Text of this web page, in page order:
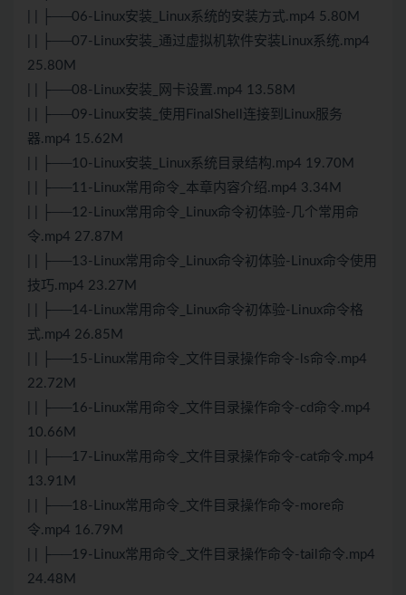
| | ├──06-Linux安装_Linux系统的安装方式.mp4 5.80M
| | ├──07-Linux安装_通过虚拟机软件安装Linux系统.mp4
25.80M
| | ├──08-Linux安装_网卡设置.mp4 13.58M
| | ├──09-Linux安装_使用FinalShell连接到Linux服务
器.mp4 15.62M
| | ├──10-Linux安装_Linux系统目录结构.mp4 19.70M
| | ├──11-Linux常用命令_本章内容介绍.mp4 3.34M
| | ├──12-Linux常用命令_Linux命令初体验-几个常用命
令.mp4 27.87M
| | ├──13-Linux常用命令_Linux命令初体验-Linux命令使用
技巧.mp4 23.27M
| | ├──14-Linux常用命令_Linux命令初体验-Linux命令格
式.mp4 26.85M
| | ├──15-Linux常用命令_文件目录操作命令-ls命令.mp4
22.72M
| | ├──16-Linux常用命令_文件目录操作命令-cd命令.mp4
10.66M
| | ├──17-Linux常用命令_文件目录操作命令-cat命令.mp4
13.91M
| | ├──18-Linux常用命令_文件目录操作命令-more命
令.mp4 16.79M
| | ├──19-Linux常用命令_文件目录操作命令-tail命令.mp4
24.48M